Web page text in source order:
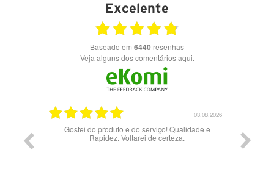
Excelente
Baseado em 6440 resenhas
Veja alguns dos comentários aqui.
03.08.2026
Gostei do produto e do serviço! Qualidade e
Rapidez. Voltarei de certeza.